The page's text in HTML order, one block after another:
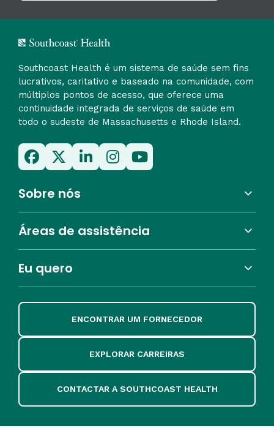
Southcoast Health é um sistema de saúde sem fins
lucrativos, caritativo e baseado na comunidade, com
múltiplos pontos de acesso, que oferece uma
continuidade integrada de serviços de saúde em
todo o sudeste de Massachusetts e Rhode Island.
Sobre nós
Áreas de assistência
Eu quero
ENCONTRAR UM FORNECEDOR
EXPLORAR CARREIRAS
CONTACTAR A SOUTHCOAST HEALTH